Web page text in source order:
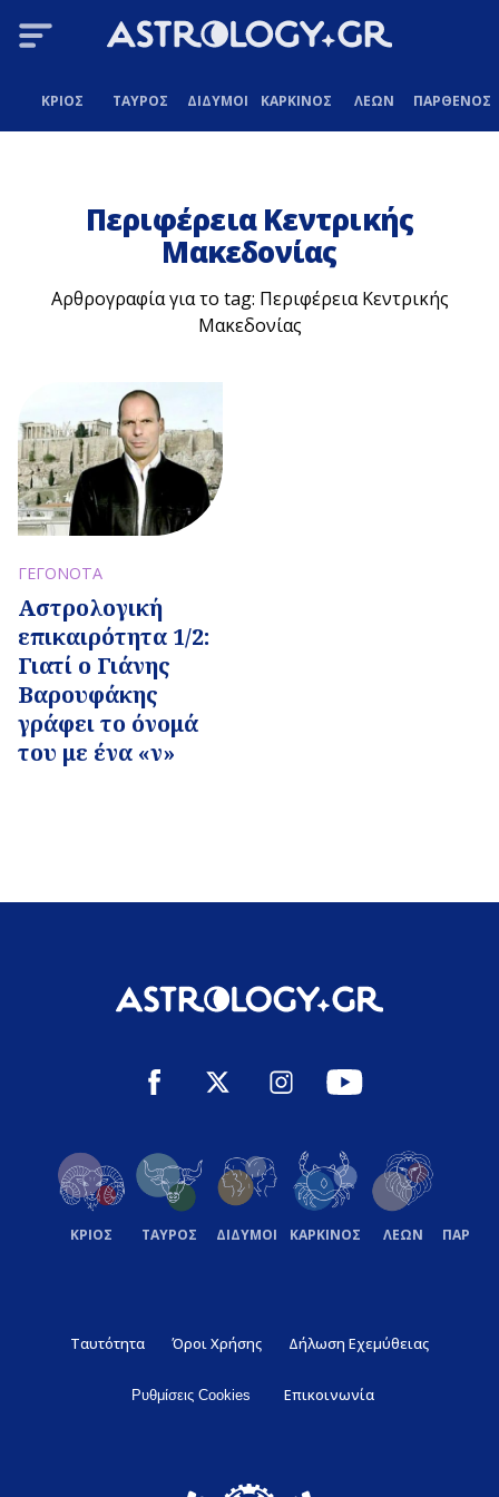
ΚΡΙΟΣ ΤΑΥΡΟΣ ΔΙΔΥΜΟΙ ΚΑΡΚΙΝΟΣ ΛΕΩΝ ΠΑΡΘΕΝΟΣ
Περιφέρεια Κεντρικής
Μακεδονίας
Αρθρογραφία για το tag: Περιφέρεια Κεντρικής
Μακεδονίας
ΓΕΓΟΝΟΤΑ
Αστρολογική
επικαιρότητα 1/2:
Γιατί ο Γιάνης
Βαρουφάκης
γράφει το όνομά
του με ένα «ν»
ΚΡΙΟΣ ΤΑΥΡΟΣ ΔΙΔΥΜΟΙ ΚΑΡΚΙΝΟΣ ΛΕΩΝ
Ταυτότητα Όροι Χρήσης Δήλωση Εχεμύθειας
Ρυθμίσεις Cookies Επικοινωνία